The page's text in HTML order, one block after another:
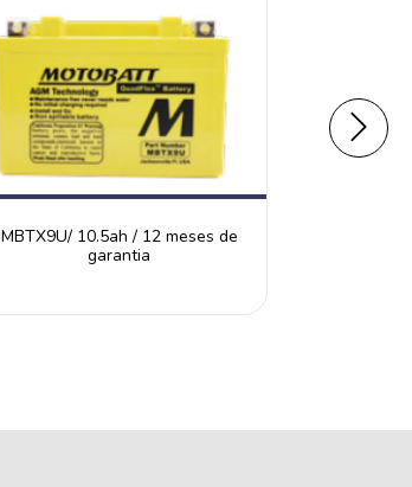
MBTX9U/ 10.5ah / 12 meses de
garantia